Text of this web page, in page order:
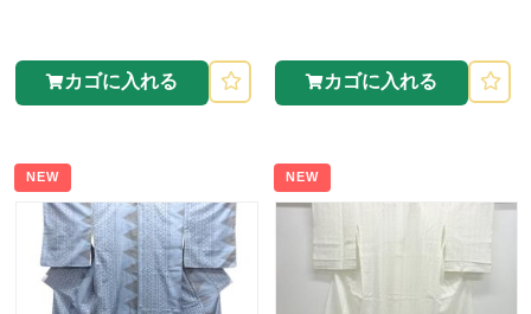
カゴに入れる カゴに入れる
NEW NEW